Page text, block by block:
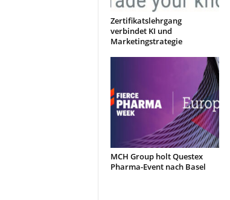
Zertifikatslehrgang
verbindet KI und
Marketingstrategie
MCH Group holt Questex
Pharma-Event nach Basel